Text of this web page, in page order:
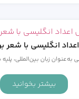
انگلیسی با شعر
به‌عنوان زبان بین‌المللی،
بیشتر بخوانید